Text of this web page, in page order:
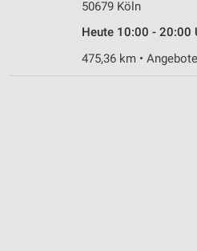
50679 Köln
Heute 10:00 - 20:00
475,36 km •